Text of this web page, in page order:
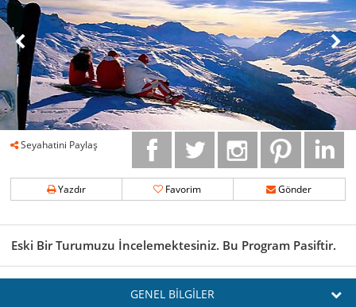
Seyahatini Paylaş
Yazdır Favorim Gönder
Eski Bir Turumuzu İncelemektesiniz. Bu Program Pasiftir.
GENEL BİLGİLER